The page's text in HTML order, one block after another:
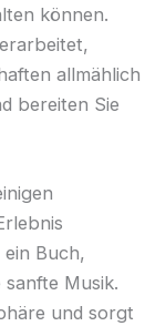
können.
allmählich
bereiten Sie
ein Buch,
sanfte Musik.
und sorgt